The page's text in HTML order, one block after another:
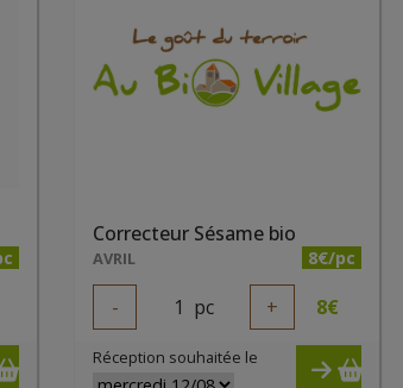
Correcteur Sésame bio
AVRIL 8€/pc
- 1 pc + 8€
Réception souhaitée le